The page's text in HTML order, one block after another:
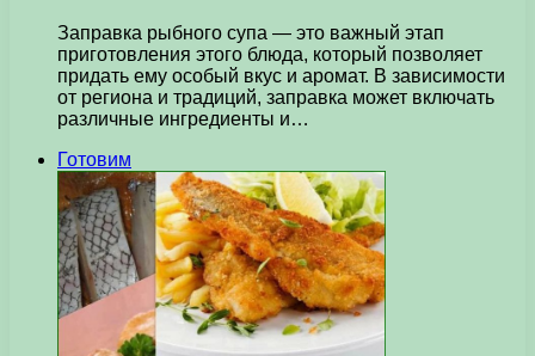
Заправка рыбного супа — это важный этап
приготовления этого блюда, который позволяет
придать ему особый вкус и аромат. В зависимости
от региона и традиций, заправка может включать
различные ингредиенты и…
Готовим